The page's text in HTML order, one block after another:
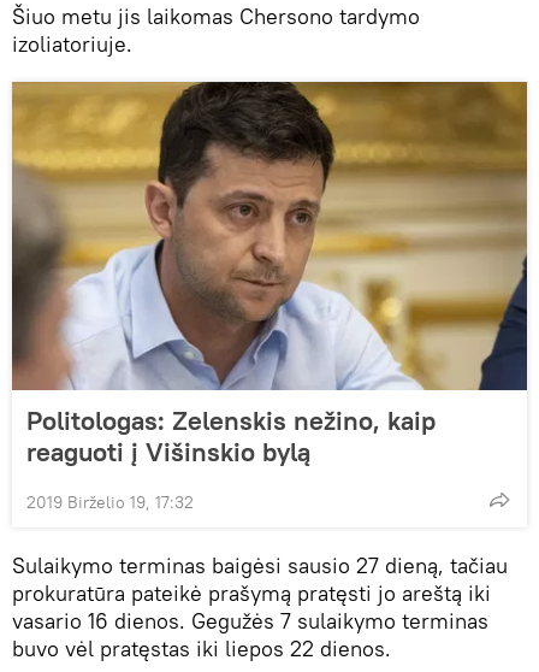
Šiuo metu jis laikomas Chersono tardymo
izoliatoriuje.
Politologas: Zelenskis nežino, kaip
reaguoti į Višinskio bylą
2019 Birželio 19, 17:32
Sulaikymo terminas baigėsi sausio 27 dieną, tačiau
prokuratūra pateikė prašymą pratęsti jo areštą iki
vasario 16 dienos. Gegužės 7 sulaikymo terminas
buvo vėl pratęstas iki liepos 22 dienos.